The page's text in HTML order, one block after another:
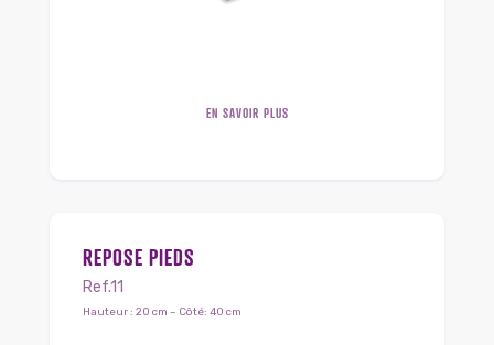
EN SAVOIR PLUS
REPOSE PIEDS
Ref.11
Hauteur : 20 cm – Côté: 40 cm